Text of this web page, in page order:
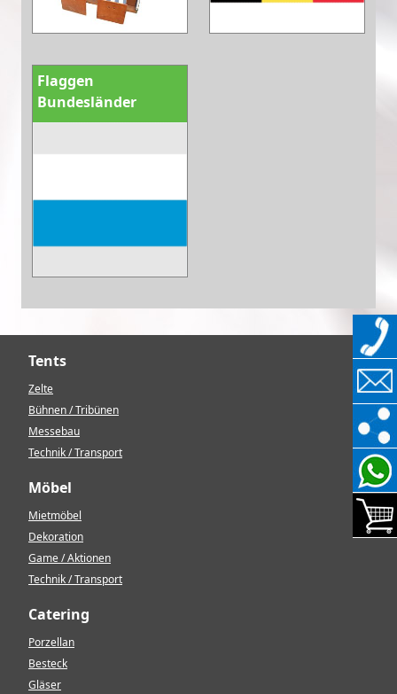
Flaggen
Bundesländer
Tents
Zelte
Bühnen / Tribünen
Messebau
Technik / Transport
Möbel
Mietmöbel
Dekoration
Game / Aktionen
Technik / Transport
Catering
Porzellan
Besteck
Gläser